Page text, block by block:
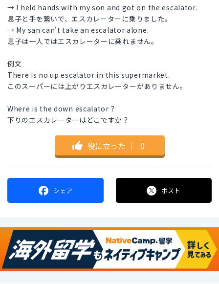
→ I held hands with my son and got on the escalator.
息子と手を繋いで、エスカレーターに乗りました。
→ My san can't take an escalator alone.
息子は一人ではエスカレーターに乗れません。
例文
There is no up escalator in this supermarket.
このスーパーには上がりエスカレーターがありません。
Where is the down escalator？
下りのエスカレーターはどこですか？
役に立った ｜ 0
シェア ポスト